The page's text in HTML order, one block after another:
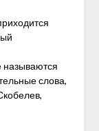
называются
слова,